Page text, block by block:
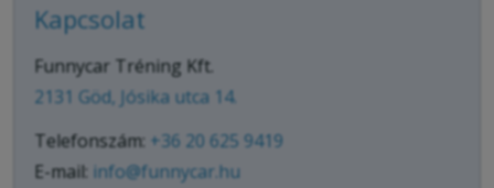
Kapcsolat
Funnycar Tréning Kft.
2131 Göd, Jósika utca 14.
Telefonszám: +36 20 625 9419
E-mail: info@funnycar.hu